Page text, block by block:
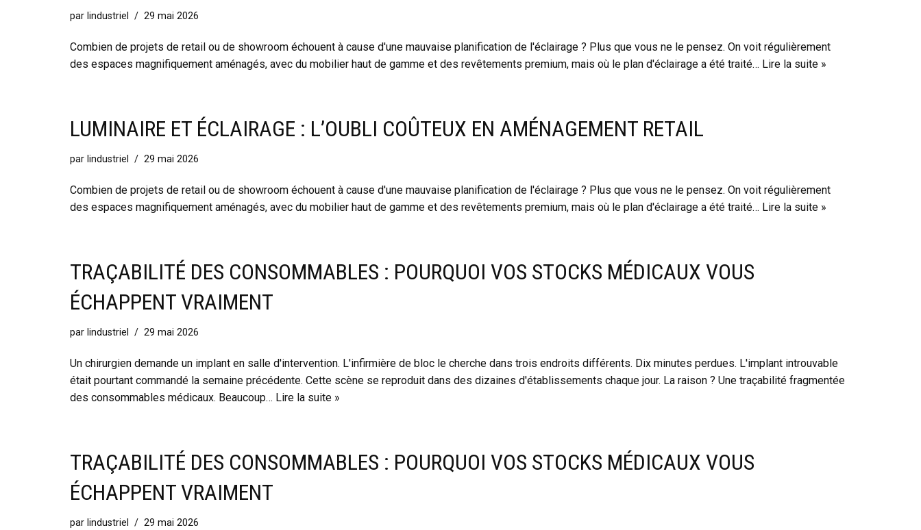
par lindustriel 29 mai 2026
Combien de projets de retail ou de showroom échouent à cause d'une mauvaise planification de l'éclairage ? Plus que vous ne le pensez. On voit régulièrement
des espaces magnifiquement aménagés, avec du mobilier haut de gamme et des revêtements premium, mais où le plan d'éclairage a été traité… Lire la suite »
LUMINAIRE ET ÉCLAIRAGE : L’OUBLI COÛTEUX EN AMÉNAGEMENT RETAIL
par lindustriel 29 mai 2026
Combien de projets de retail ou de showroom échouent à cause d'une mauvaise planification de l'éclairage ? Plus que vous ne le pensez. On voit régulièrement
des espaces magnifiquement aménagés, avec du mobilier haut de gamme et des revêtements premium, mais où le plan d'éclairage a été traité… Lire la suite »
TRAÇABILITÉ DES CONSOMMABLES : POURQUOI VOS STOCKS MÉDICAUX VOUS
ÉCHAPPENT VRAIMENT
par lindustriel 29 mai 2026
Un chirurgien demande un implant en salle d'intervention. L'infirmière de bloc le cherche dans trois endroits différents. Dix minutes perdues. L'implant introuvable
était pourtant commandé la semaine précédente. Cette scène se reproduit dans des dizaines d'établissements chaque jour. La raison ? Une traçabilité fragmentée
des consommables médicaux. Beaucoup… Lire la suite »
TRAÇABILITÉ DES CONSOMMABLES : POURQUOI VOS STOCKS MÉDICAUX VOUS
ÉCHAPPENT VRAIMENT
par lindustriel 29 mai 2026